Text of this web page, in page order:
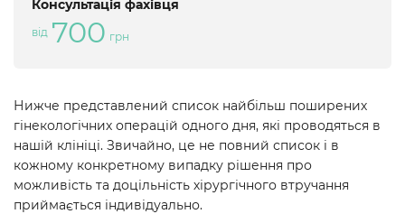
Консультація фахівця
від 700 грн
Нижче представлений список найбільш поширених
гінекологічних операцій одного дня, які проводяться в
нашій клініці. Звичайно, це не повний список і в
кожному конкретному випадку рішення про
можливість та доцільність хірургічного втручання
приймається індивідуально.